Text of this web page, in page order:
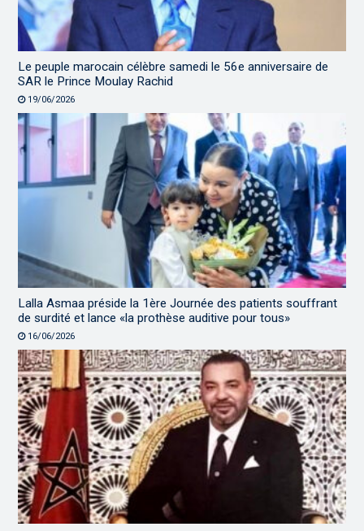
Le peuple marocain célèbre samedi le 56e anniversaire de
SAR le Prince Moulay Rachid
19/06/2026
Lalla Asmaa préside la 1ère Journée des patients souffrant
de surdité et lance «la prothèse auditive pour tous»
16/06/2026